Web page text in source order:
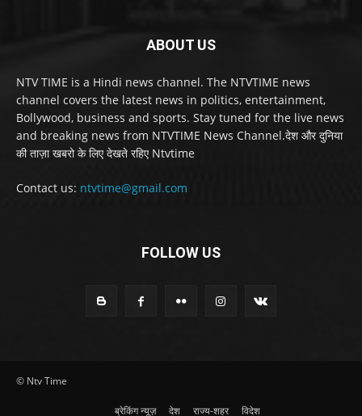
ABOUT US
NTV TIME is a Hindi news channel. The NTVTIME news
channel covers the latest news in politics, entertainment,
Bollywood, business and sports. Stay tuned for the live news
and breaking news from NTVTIME News Channel.देश और दुनिया
की ताज़ा खबरो के लिए देखते रहिए Ntvtime
Contact us: ntvtime@gmail.com
FOLLOW US
© Ntv Time
ब्रेकिंग न्यूज़ देश राज्य-शहर विदेश